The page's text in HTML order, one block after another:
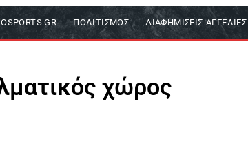
ΠΟΛΙΤΙΣΜΌΣ ΔΙΑΦΗΜΊΣΕΙΣ-ΑΓΓΕΛΊΕΣ
χώρος